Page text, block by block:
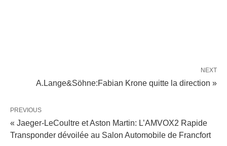
NEXT
A.Lange&Söhne:Fabian Krone quitte la direction »
PREVIOUS
« Jaeger-LeCoultre et Aston Martin: L’AMVOX2 Rapide
Transponder dévoilée au Salon Automobile de Francfort